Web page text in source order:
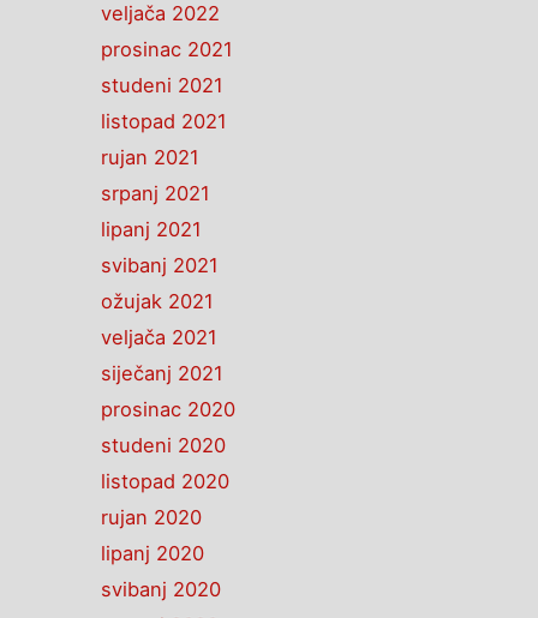
veljača 2022
prosinac 2021
studeni 2021
listopad 2021
rujan 2021
srpanj 2021
lipanj 2021
svibanj 2021
ožujak 2021
veljača 2021
siječanj 2021
prosinac 2020
studeni 2020
listopad 2020
rujan 2020
lipanj 2020
svibanj 2020